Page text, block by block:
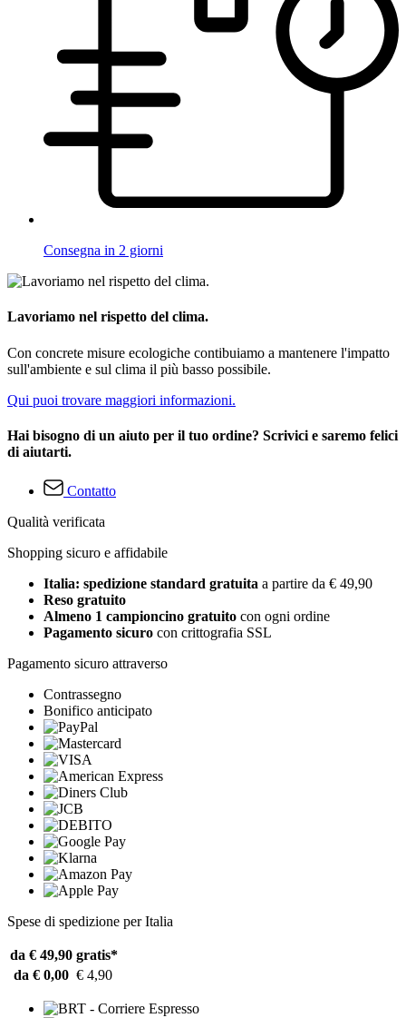
Consegna in 2 giorni
Lavoriamo nel rispetto del clima.
Con concrete misure ecologiche contibuiamo a mantenere l'impatto
sull'ambiente e sul clima il più basso possibile.
Qui puoi trovare maggiori informazioni.
Hai bisogno di un aiuto per il tuo ordine? Scrivici e saremo felici
di aiutarti.
Contatto
Qualità verificata
Shopping sicuro e affidabile
Italia: spedizione standard gratuita a partire da € 49,90
Reso gratuito
Almeno 1 campioncino gratuito con ogni ordine
Pagamento sicuro con crittografia SSL
Pagamento sicuro attraverso
Contrassegno
Bonifico anticipato
Spese di spedizione per Italia
da € 49,90 gratis*
da € 0,00 € 4,90